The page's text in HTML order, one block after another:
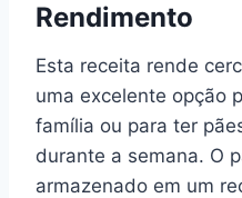
Rendimento
Esta receita rende
uma excelente opção
família ou para ter
durante a semana. O
armazenado em um